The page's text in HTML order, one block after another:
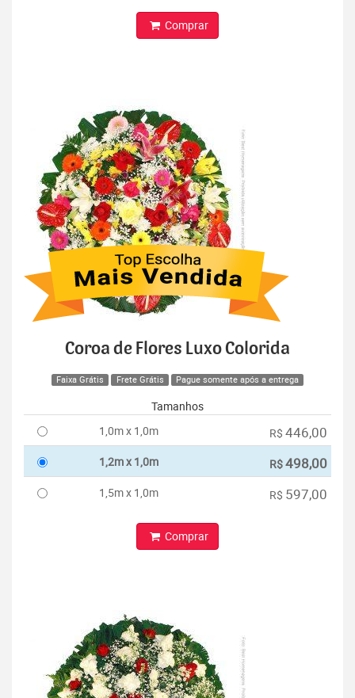
Comprar
Coroa de Flores Luxo Colorida
Faixa Grátis Frete Grátis Pague somente após a entrega
Tamanhos
1,0m x 1,0m
R$ 446,00
1,2m x 1,0m R$498,00
1,5m x 1,0m R$ 597,00
Comprar